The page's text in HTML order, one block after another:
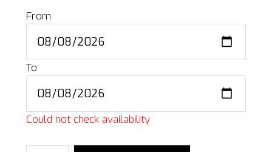
From
To
Could not check availability